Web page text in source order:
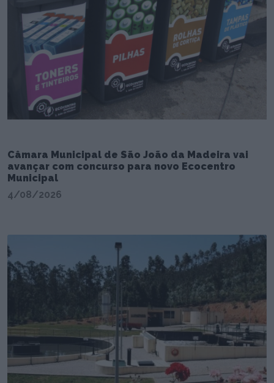
Câmara Municipal de São João da Madeira vai
avançar com concurso para novo Ecocentro
Municipal
4/08/2026